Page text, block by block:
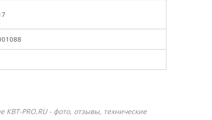
КВТ-PRO.RU - фото, отзывы, технические